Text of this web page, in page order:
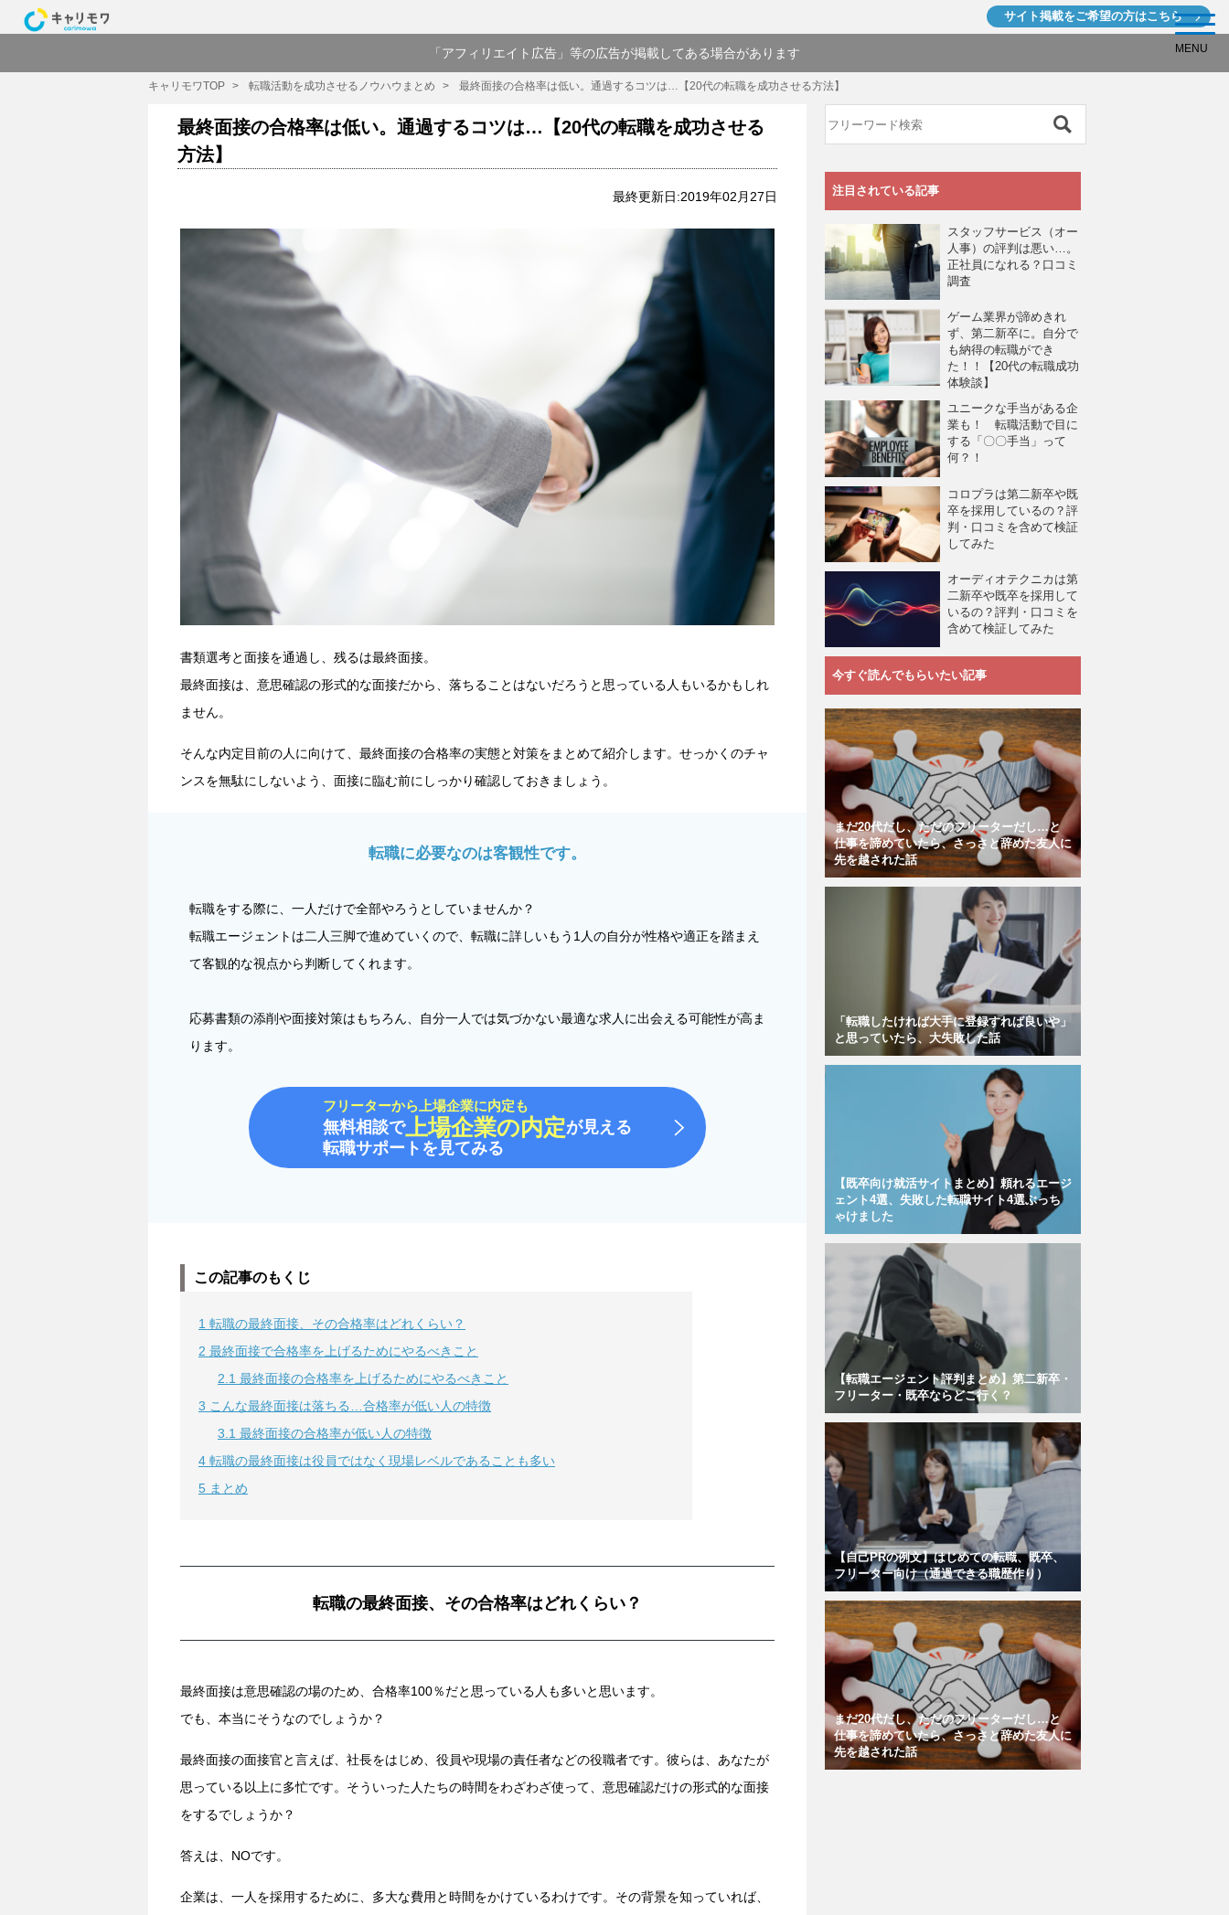
サイト掲載をご希望の方はこちら
「アフィリエイト広告」等の広告が掲載してある場合があります MENU
キャリモワTOP 転職活動を成功させるノウハウまとめ 最終面接の合格率は低い。通過するコツは…【20代の転職を成功させる方法】
最終面接の合格率は低い。通過するコツは…【20代の転職を成功させる
方法】
最終更新日:2019年02月27日
書類選考と面接を通過し、残るは最終面接。
最終面接は、意思確認の形式的な面接だから、落ちることはないだろうと思っている人もいるかもしれ
ません。
そんな内定目前の人に向けて、最終面接の合格率の実態と対策をまとめて紹介します。せっかくのチャ
ンスを無駄にしないよう、面接に臨む前にしっかり確認しておきましょう。
転職に必要なのは客観性です。
転職をする際に、一人だけで全部やろうとしていませんか？
転職エージェントは二人三脚で進めていくので、転職に詳しいもう1人の自分が性格や適正を踏まえ
て客観的な視点から判断してくれます。
応募書類の添削や面接対策はもちろん、自分一人では気づかない最適な求人に出会える可能性が高ま
ります。
フリーターから上場企業に内定も
無料相談で上場企業の内定が見える
転職サポートを見てみる
この記事のもくじ
1 転職の最終面接、その合格率はどれくらい？
2 最終面接で合格率を上げるためにやるべきこと
2.1 最終面接の合格率を上げるためにやるべきこと
3 こんな最終面接は落ちる…合格率が低い人の特徴
3.1 最終面接の合格率が低い人の特徴
4 転職の最終面接は役員ではなく現場レベルであることも多い
5 まとめ
転職の最終面接、その合格率はどれくらい？
最終面接は意思確認の場のため、合格率100％だと思っている人も多いと思います。
でも、本当にそうなのでしょうか？
最終面接の面接官と言えば、社長をはじめ、役員や現場の責任者などの役職者です。彼らは、あなたが
思っている以上に多忙です。そういった人たちの時間をわざわざ使って、意思確認だけの形式的な面接
をするでしょうか？
答えは、NOです。
企業は、一人を採用するために、多大な費用と時間をかけているわけです。その背景を知っていれば、
注目されている記事
スタッフサービス（オー
人事）の評判は悪い…。
正社員になれる？口コミ
調査
ゲーム業界が諦めきれ
ず、第二新卒に。自分で
も納得の転職ができ
た！！【20代の転職成功
体験談】
ユニークな手当がある企
業も！ 転職活動で目に
する「〇〇手当」って
何？！
コロプラは第二新卒や既
卒を採用しているの？評
判・口コミを含めて検証
してみた
オーディオテクニカは第
二新卒や既卒を採用して
いるの？評判・口コミを
含めて検証してみた
今すぐ読んでもらいたい記事
まだ20代だし、ただのフリーターだし…と
仕事を諦めていたら、さっさと辞めた友人に
先を越された話
「転職したければ大手に登録すれば良いや」
と思っていたら、大失敗した話
【既卒向け就活サイトまとめ】頼れるエージ
ェント4選、失敗した転職サイト4選ぶっち
ゃけました
【転職エージェント評判まとめ】第二新卒・
フリーター・既卒ならどこ行く？
【自己PRの例文】はじめての転職、既卒、
フリーター向け（通過できる職歴作り）
まだ20代だし、ただのフリーターだし…と
仕事を諦めていたら、さっさと辞めた友人に
先を越された話